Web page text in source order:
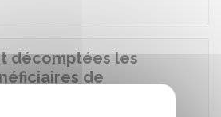
décomptées les
de
des travailleurs